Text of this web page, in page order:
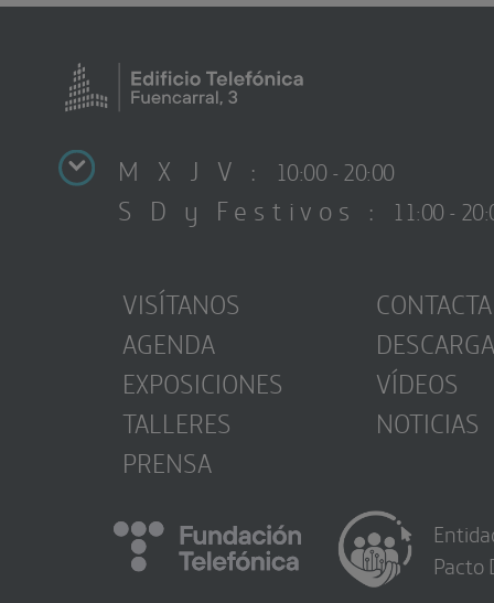
M X J V : 10:00 - 20:00
S D y Festivos : 11:00 -
VISÍTANOS
AGENDA
EXPOSICIONES
TALLERES
PRENSA
CONTACTA
VÍDEOS
NOTICIAS
Pacto